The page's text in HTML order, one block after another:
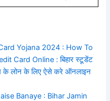
Yojana 2024 : How To
Card Online : बिहार स्टूडेंट
के लोन के लिए ऐसे करे ऑनलाइन
Banaye : Bihar Jamin